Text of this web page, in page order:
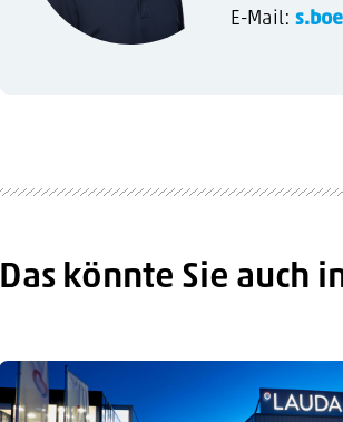
E-Mail:
Das könnte Sie auch